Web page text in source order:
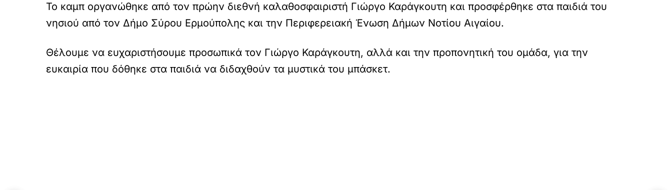
Το καμπ οργανώθηκε από τον πρώην διεθνή καλαθοσφαιριστή Γιώργο Καράγκουτη και προσφέρθηκε στα παιδιά του
νησιού από τον Δήμο Σύρου Ερμούπολης και την Περιφερειακή Ένωση Δήμων Νοτίου Αιγαίου.
Θέλουμε να ευχαριστήσουμε προσωπικά τον Γιώργο Καράγκουτη, αλλά και την προπονητική του ομάδα, για την
ευκαιρία που δόθηκε στα παιδιά να διδαχθούν τα μυστικά του μπάσκετ.